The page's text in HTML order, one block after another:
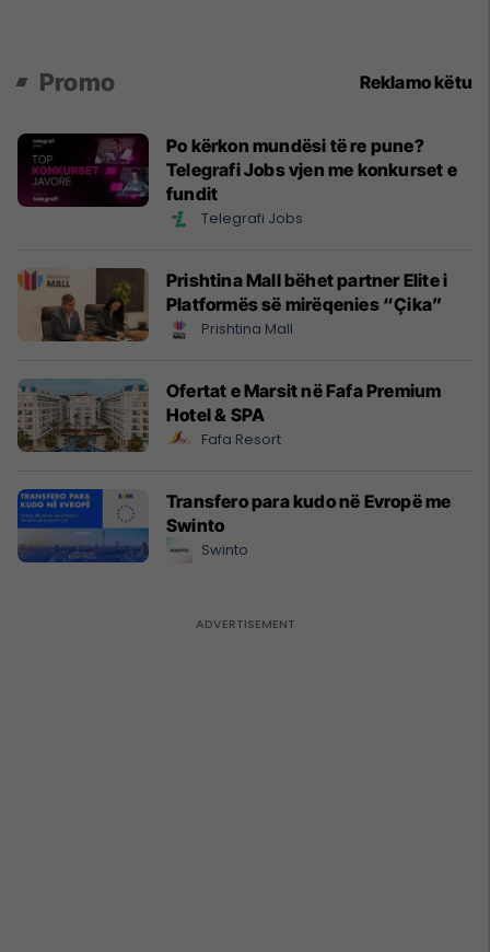
Promo Reklamo këtu
Po kërkon mundësi të re pune?
Telegrafi Jobs vjen me konkurset e
fundit
Telegrafi Jobs
Prishtina Mall bëhet partner Elite i
Platformës së mirëqenies “Çika”
Prishtina Mall
Ofertat e Marsit në Fafa Premium
Hotel & SPA
Fafa Resort
Transfero para kudo në Evropë me
Swinto
Swinto